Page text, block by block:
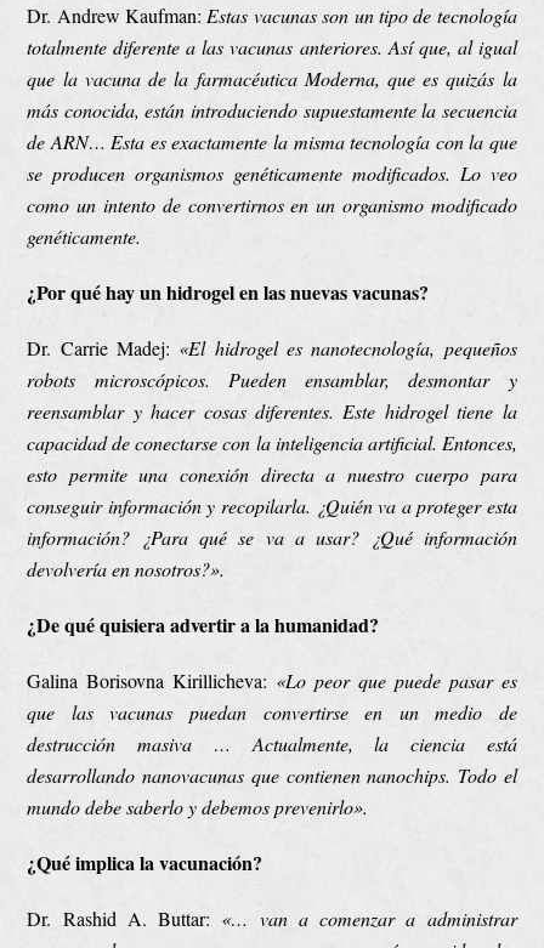
Dr. Andrew Kaufman: Estas vacunas son un tipo de tecnología
totalmente diferente a las vacunas anteriores. Así que, al igual
que la vacuna de la farmacéutica Moderna, que es quizás la
más conocida, están introduciendo supuestamente la secuencia
de ARN… Esta es exactamente la misma tecnología con la que
se producen organismos genéticamente modificados. Lo veo
como un intento de convertirnos en un organismo modificado
genéticamente.
¿Por qué hay un hidrogel en las nuevas vacunas?
Dr. Carrie Madej: «El hidrogel es nanotecnología, pequeños
robots microscópicos. Puedenensamblar, desmontar
y
reensamblary hacer cosas diferentes. Este hidrogel tiene la
capacidad de conectarse con la inteligencia artificial. Entonces,
esto permite una conexión directa a nuestro cuerpo para
conseguir información y recopilarla. ¿Quién va a proteger esta
información? ¿Para qué se va a usar? ¿Qué información
devolvería en nosotros?».
¿De qué quisiera advertir a la humanidad?
Galina Borisovna Kirillicheva: «Lo peor que puede pasar es
que las vacunas puedan convertirse en un medio de
destrucción masiva … Actualmente, la ciencia está
desarrollando nanovacunas que contienen nanochips. Todo el
mundo debe saberlo y debemos prevenirlo».
¿Qué implica la vacunación?
Dr. Rashid A. Buttar: «… van a comenzar a administrar